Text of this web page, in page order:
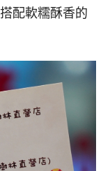
配軟糯酥香的